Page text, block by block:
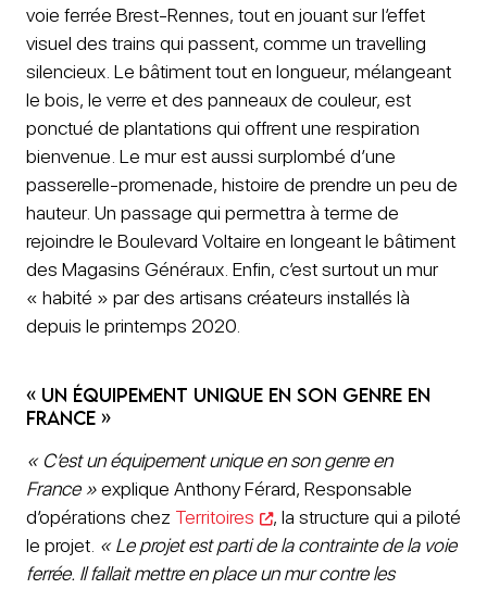
voie ferrée Brest-Rennes, tout en jouant sur l’effet
visuel des trains qui passent, comme un travelling
silencieux. Le bâtiment tout en longueur, mélangeant
le bois, le verre et des panneaux de couleur, est
ponctué de plantations qui offrent une respiration
bienvenue. Le mur est aussi surplombé d’une
passerelle-promenade, histoire de prendre un peu de
hauteur. Un passage qui permettra à terme de
rejoindre le Boulevard Voltaire en longeant le bâtiment
des Magasins Généraux. Enfin, c’est surtout un mur
« habité » par des artisans créateurs installés là
depuis le printemps 2020.
« Un équipement unique en son genre en
France »
« C’est un équipement unique en son genre en
France »explique Anthony Férard, Responsable
d’opérations chez Territoires
, la structure qui a piloté
le projet. « Le projet est parti de la contrainte de la voie
ferrée. Il fallait mettre en place un mur contre les